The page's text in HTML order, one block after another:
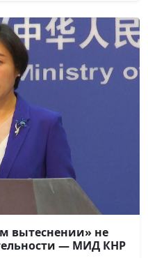
вытеснении» не
— МИД КНР